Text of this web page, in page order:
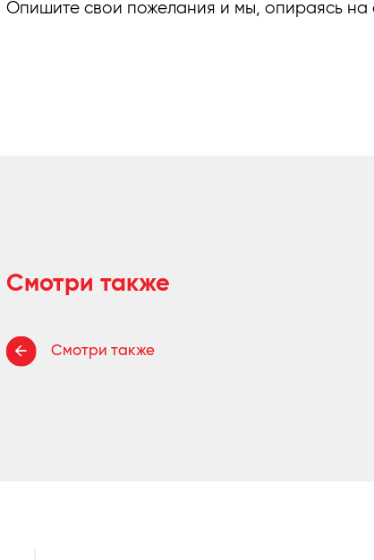
Опишите свои пожелания и мы, опираясь
Смотри также
Смотри также